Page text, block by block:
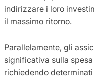
indirizzare i loro
il massimo ritorno.
Parallelamente, gli
significativa sulla
richiedendo